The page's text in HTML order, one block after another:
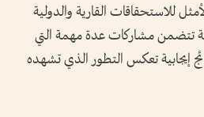
للاستحقاقات القارية والدولية
تتضمن مشاركات عدة مهمة التي
إيجابية تعكس التطور الذي تشهده